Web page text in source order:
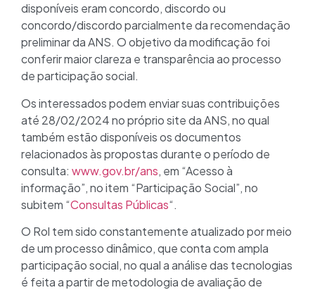
disponíveis eram concordo, discordo ou
concordo/discordo parcialmente da recomendação
preliminar da ANS. O objetivo da modificação foi
conferir maior clareza e transparência ao processo
de participação social.
Os interessados podem enviar suas contribuições
até 28/02/2024 no próprio site da ANS, no qual
também estão disponíveis os documentos
relacionados às propostas durante o período de
consulta: www.gov.br/ans, em “Acesso à
informação”, no item “Participação Social”, no
subitem “Consultas Públicas“.
O Rol tem sido constantemente atualizado por meio
de um processo dinâmico, que conta com ampla
participação social, no qual a análise das tecnologias
é feita a partir de metodologia de avaliação de